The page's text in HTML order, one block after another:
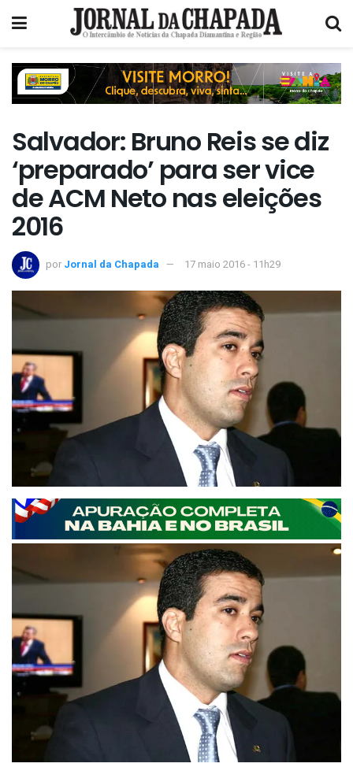
Salvador: Bruno Reis se diz
‘preparado’ para ser vice
de ACM Neto nas eleições
2016
por Jornal da Chapada 17 maio 2016 - 11h29